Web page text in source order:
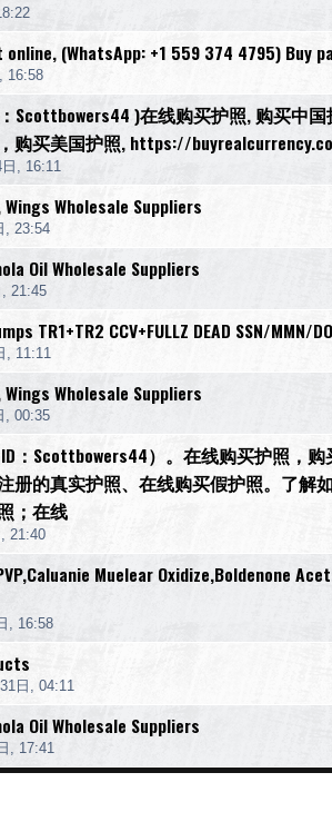
(WhatsApp: +1 559 374 4795) Buy
16:58
Scottbowers44 )在线购买护照, 购买中
购买美国护照, https://
, 16:11
Wholesale Suppliers
, 23:54
Oil Wholesale Suppliers
21:45
TR1+TR2 CCV+FULLZ DEAD SSN/
, 11:11
Wholesale Suppliers
, 00:35
：Scottbowers44）。在线购买护照，
册的真实护照、在线购买假护照。了解
；在线
21:40
Muelear Oxidize,Boldenone
, 16:58
日, 04:11
Oil Wholesale Suppliers
, 17:41